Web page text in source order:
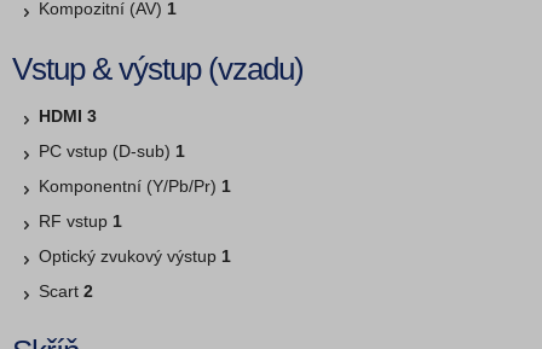
Kompozitní (AV) 1
Vstup & výstup (vzadu)
HDMI 3
PC vstup (D-sub) 1
Komponentní (Y/Pb/Pr) 1
RF vstup 1
Optický zvukový výstup 1
Scart 2